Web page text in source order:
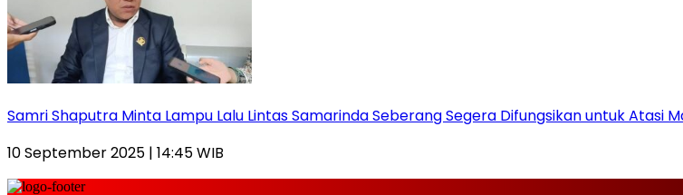
Samri Shaputra Minta Lampu Lalu Lintas Samarinda Seberang Segera Difungsikan untuk Atasi
10 September 2025 | 14:45 WIB